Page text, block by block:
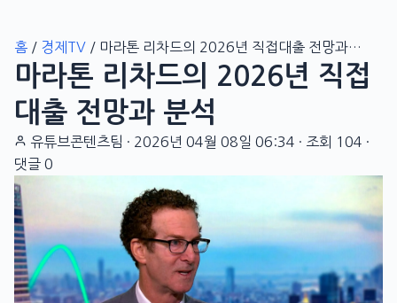
홈 / 경제TV / 마라톤 리차드의 2026년 직접대출 전망과…
마라톤 리차드의 2026년 직접
대출 전망과 분석
유튜브콘텐츠팀 · 2026년 04월 08일 06:34 · 조회 104 ·
댓글 0